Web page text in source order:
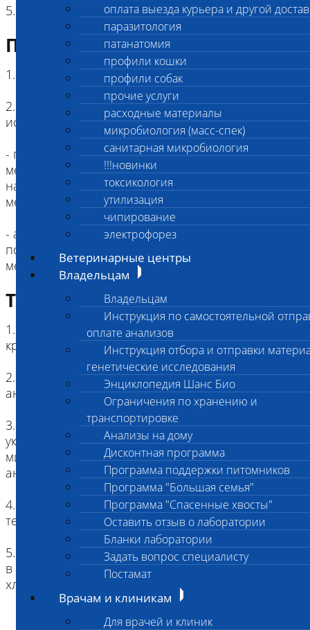
оплата выезда курьера и другой
паразитология
патанатомия
профили кошки
профили собак
прочие услуги
расходные материалы
микробиология (масс-спек)
санитарная микробиология
!!!новинки
токсикология
утилизация
чипирование
электрофорез
Ветеринарные центры
Владельцам
Владельцам
Инструкция по самостоятельной
оплате анализов
Инструкция отбора и отправки
генетические исследования
Энциклопедия Шанс Био
Ограничения по хранению и
транспортировке
Анализы на дому
Дисконтная программа
Программа поддержки питомников
Программа "Большая семья"
Программа "Спасенные хвосты"
Оставить отзыв о лаборатории
Бланки лаборатории
Задать вопрос специалисту
Постамат
Врачам и клиникам
Для врачей и клиник
5. Виды животных: кошки
Подготовка к исследованию
1. Голодная диета: не требуется
2. Факторы, влияющие на результат
исследования:
- гемотрансфузия (переливание крови) за 3
месяца и менее до исследования может влиять
на результат тестирования серологическим
методом;
- аутоагглютинация эритроцитов в образце не
позволяет провести исследование данным
методом.
Требование к биоматериалу
1. Вид материала: цельная (несвернувшаяся)
кровь
2. Пробирка (контейнер): пробирка с
антикоагулянтом К2ЭДТА
3. Объем материала: должен соответствовать
указанному объему для выбранной пробирки,
минимальное количество для проведения
анализа – 0,5 мл.
4. Хранение: не более 24-х часов при
температуре +2 - +8⁰ С
5. Доставка: охлажденный материал доставляется
в лабораторию в термоконтейнере с
хладагентами